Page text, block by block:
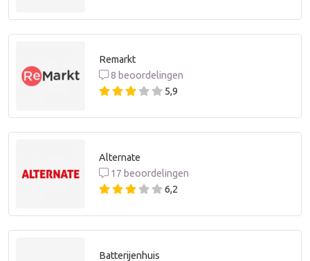
Remarkt
8 beoordelingen
5,9
Alternate
17 beoordelingen
6,2
Batterijenhuis